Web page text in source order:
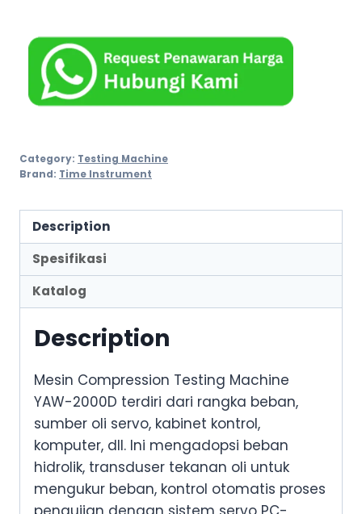
Category: Testing Machine
Brand: Time Instrument
Description
Spesifikasi
Katalog
Description
Mesin Compression Testing Machine
YAW-2000D terdiri dari rangka beban,
sumber oli servo, kabinet kontrol,
komputer, dll. Ini mengadopsi beban
hidrolik, transduser tekanan oli untuk
mengukur beban, kontrol otomatis proses